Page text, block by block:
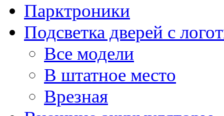
Парктроники
Подсветка дверей с
Все модели
В штатное место
Врезная